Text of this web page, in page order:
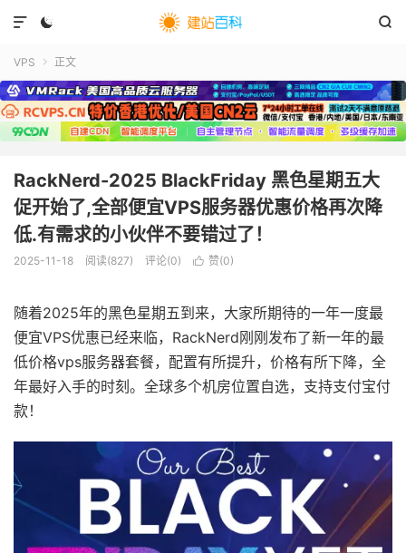
 

VPS  正文
RackNerd-2025 BlackFriday 黑色星期五大
促开始了,全部便宜VPS服务器优惠价格再次降
低.有需求的小伙伴不要错过了！
2025-11-18 阅读(827) 评论(0)  赞(0)
随着2025年的黑色星期五到来，大家所期待的一年一度最
便宜VPS优惠已经来临，RackNerd刚刚发布了新一年的最
低价格vps服务器套餐，配置有所提升，价格有所下降，全
年最好入手的时刻。全球多个机房位置自选，支持支付宝付
款！